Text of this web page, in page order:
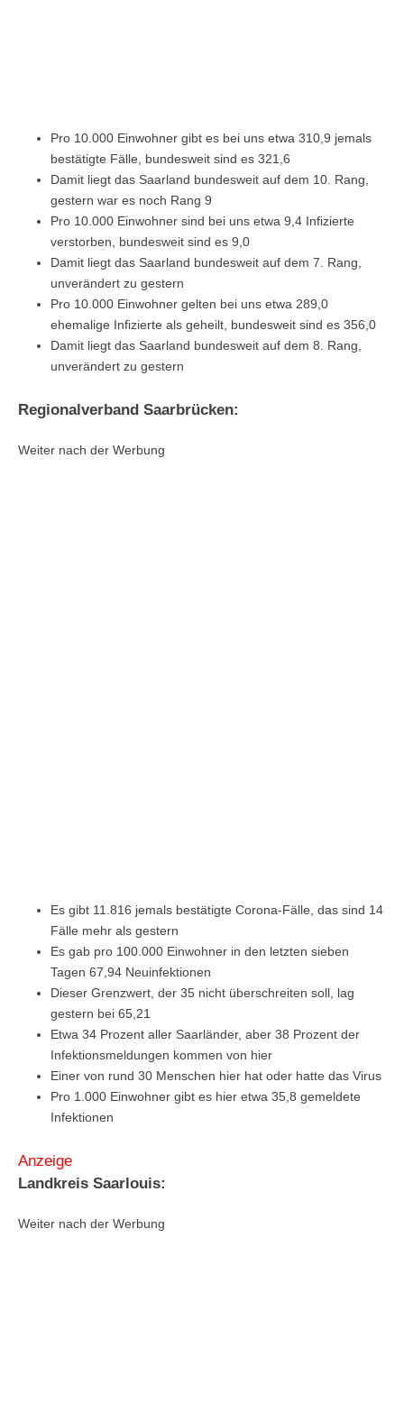
Pro 10.000 Einwohner gibt es bei uns etwa 310,9 jemals
bestätigte Fälle, bundesweit sind es 321,6
Damit liegt das Saarland bundesweit auf dem 10. Rang,
gestern war es noch Rang 9
Pro 10.000 Einwohner sind bei uns etwa 9,4 Infizierte
verstorben, bundesweit sind es 9,0
Damit liegt das Saarland bundesweit auf dem 7. Rang,
unverändert zu gestern
Pro 10.000 Einwohner gelten bei uns etwa 289,0
ehemalige Infizierte als geheilt, bundesweit sind es 356,0
Damit liegt das Saarland bundesweit auf dem 8. Rang,
unverändert zu gestern
Regionalverband Saarbrücken:
Weiter nach der Werbung
Es gibt 11.816 jemals bestätigte Corona-Fälle, das sind 14
Fälle mehr als gestern
Es gab pro 100.000 Einwohner in den letzten sieben
Tagen 67,94 Neuinfektionen
Dieser Grenzwert, der 35 nicht überschreiten soll, lag
gestern bei 65,21
Etwa 34 Prozent aller Saarländer, aber 38 Prozent der
Infektionsmeldungen kommen von hier
Einer von rund 30 Menschen hier hat oder hatte das Virus
Pro 1.000 Einwohner gibt es hier etwa 35,8 gemeldete
Infektionen
Anzeige
Landkreis Saarlouis:
Weiter nach der Werbung